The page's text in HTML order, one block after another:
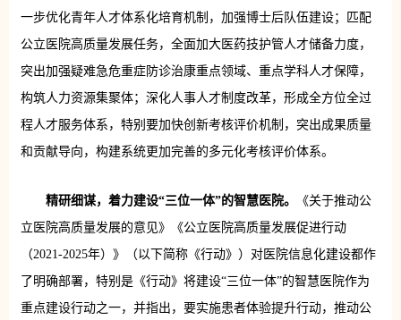
一步优化青年人才体系化培育机制，加强博士后队伍建设；匹配
公立医院高质量发展任务，全面加大医药技护管人才储备力度，
突出加强疑难急危重症防诊治康重点领域、重点学科人才保障，
构筑人力资源集聚体；深化人事人才制度改革，形成全方位全过
程人才服务体系，特别要加快创新考核评价机制，突出成果质量
和贡献导向，构建系统更加完善的多元化考核评价体系。
精研细谋，着力建设“三位一体”的智慧医院。
《关于推动公
立医院高质量发展的意见》《公立医院高质量发展促进行动
（2021-2025年）》（以下简称《行动》）对医院信息化建设都作
了明确部署，特别是《行动》将建设“三位一体”的智慧医院作为
重点建设行动之一，并指出，要实施患者体验提升行动，推动公